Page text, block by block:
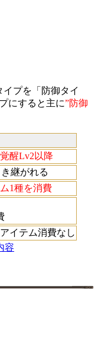
イプを「防御タイ
にすると主に”防御
覚醒Lv2以降
継がれる
1種を消費
イテム消費なし
容